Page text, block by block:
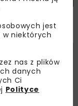
WIADOMOŚCI
jest
w niektórych
nas z plików
danych
Ci
Polityce